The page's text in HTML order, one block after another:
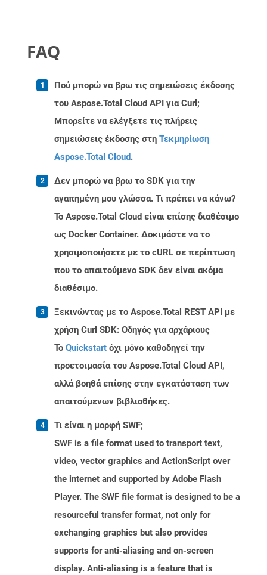
FAQ
Πού μπορώ να βρω τις σημειώσεις έκδοσης
του Aspose.Total Cloud API για Curl;
Μπορείτε να ελέγξετε τις πλήρεις
σημειώσεις έκδοσης στη Τεκμηρίωση
Aspose.Total Cloud.
Δεν μπορώ να βρω το SDK για την
αγαπημένη μου γλώσσα. Τι πρέπει να κάνω?
Το Aspose.Total Cloud είναι επίσης διαθέσιμο
ως Docker Container. Δοκιμάστε να το
χρησιμοποιήσετε με το cURL σε περίπτωση
που το απαιτούμενο SDK δεν είναι ακόμα
διαθέσιμο.
Ξεκινώντας με το Aspose.Total REST API με
χρήση Curl SDK: Οδηγός για αρχάριους
Το Quickstart όχι μόνο καθοδηγεί την
προετοιμασία του Aspose.Total Cloud API,
αλλά βοηθά επίσης στην εγκατάσταση των
απαιτούμενων βιβλιοθήκες.
Τι είναι η μορφή SWF;
SWF is a file format used to transport text,
video, vector graphics and ActionScript over
the internet and supported by Adobe Flash
Player. The SWF file format is designed to be a
resourceful transfer format, not only for
exchanging graphics but also provides
supports for anti-aliasing and on-screen
display. Anti-aliasing is a feature that is